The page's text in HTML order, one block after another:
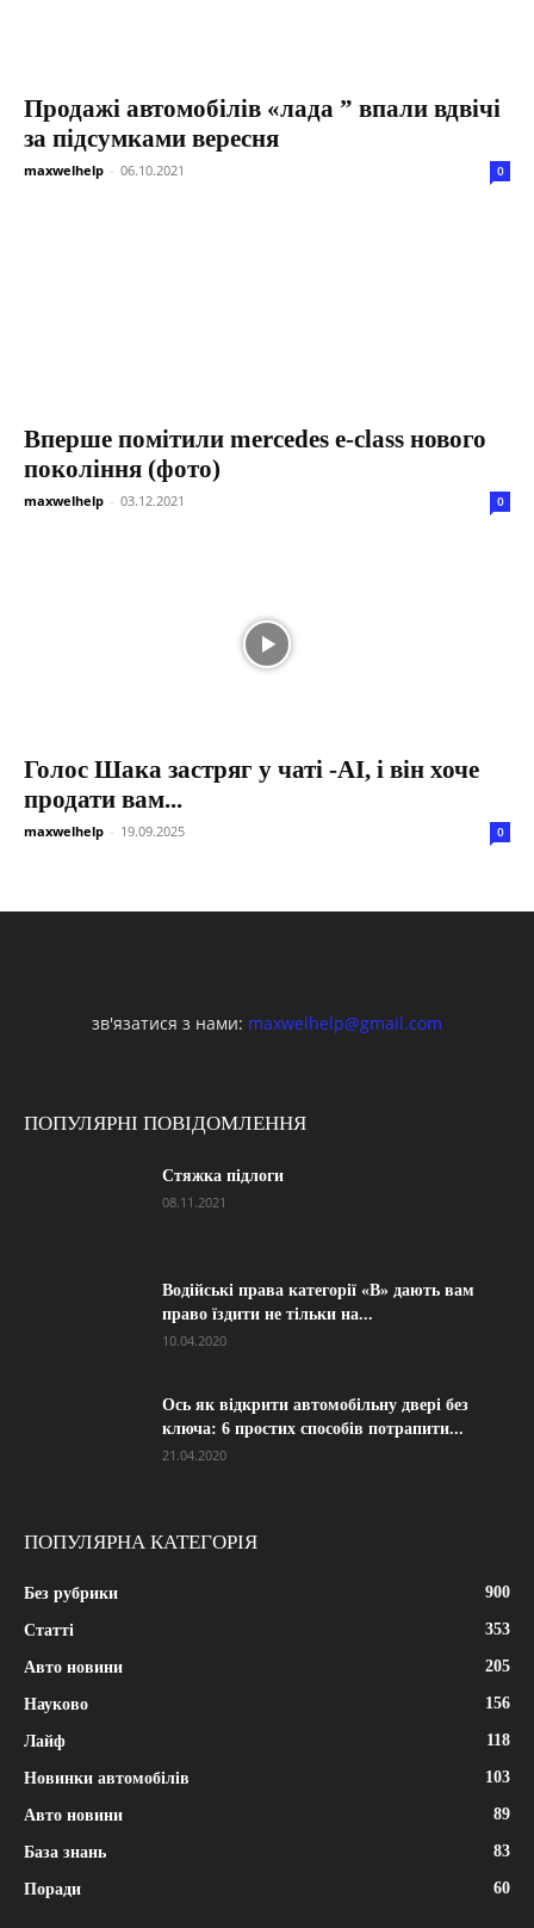
Продажі автомобілів «лада ” впали вдвічі
за підсумками вересня
maxwelhelp - 06.10.2021 0
Вперше помітили mercedes e-class нового
покоління (фото)
maxwelhelp - 03.12.2021 0
Голос Шака застряг у чаті -AI, і він хоче
продати вам...
maxwelhelp - 19.09.2025 0
зв'язатися з нами: maxwelhelp@gmail.com
ПОПУЛЯРНІ ПОВІДОМЛЕННЯ
Стяжка підлоги
08.11.2021
Водійські права категорії «B» дають вам
право їздити не тільки на...
10.04.2020
Ось як відкрити автомобільну двері без
ключа: 6 простих способів потрапити...
21.04.2020
ПОПУЛЯРНА КАТЕГОРІЯ
Без рубрики 900
Статті 353
Авто новини 205
Науково 156
Лайф 118
Новинки автомобілів 103
Авто новини 89
База знань 83
Поради 60